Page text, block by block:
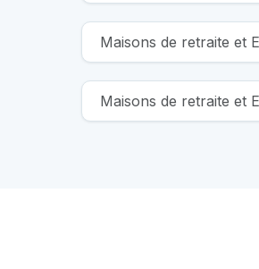
Maisons de retraite et
Maisons de retraite et